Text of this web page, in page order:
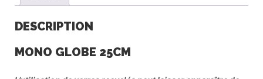
DESCRIPTION
MONO GLOBE 25CM